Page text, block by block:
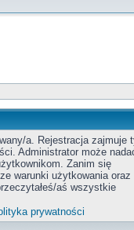
a. Rejestracja zajmuje
Administrator może
Zanim się
warunki użytkowania oraz
aś wszystkie
prywatności